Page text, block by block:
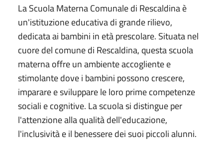
La Scuola Materna Comunale di Rescaldina è
un'istituzione educativa di grande rilievo,
dedicata ai bambini in età prescolare. Situata nel
cuore del comune di Rescaldina, questa scuola
materna offre un ambiente accogliente e
stimolante dove i bambini possono crescere,
imparare e sviluppare le loro prime competenze
sociali e cognitive. La scuola si distingue per
l'attenzione alla qualità dell'educazione,
l'inclusività e il benessere dei suoi piccoli alunni.